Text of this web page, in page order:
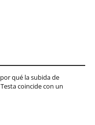
qué la subida de
coincide con un